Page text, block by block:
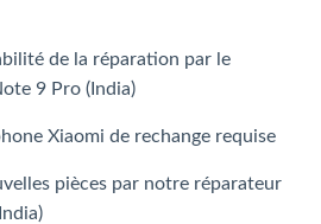
de la réparation par le
9 Pro (India)
Xiaomi de rechange requise
pièces par notre réparateur